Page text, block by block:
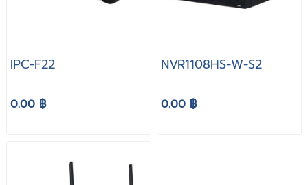
IPC-F22
0.00 ฿
NVR1108HS-W-S2
0.00 ฿